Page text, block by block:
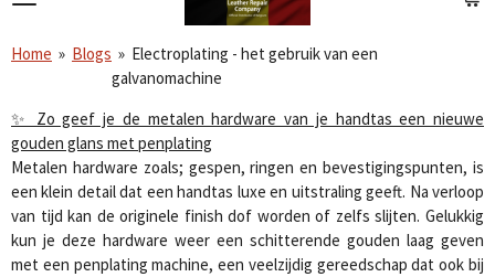
Home » Blogs » Electroplating - het gebruik van een
galvanomachine
✨ Zo geef je de metalen hardware van je handtas een nieuwe
gouden glans met penplating
Metalen hardware zoals; gespen, ringen en bevestigingspunten, is
een klein detail dat een handtas luxe en uitstraling geeft. Na verloop
van tijd kan de originele finish dof worden of zelfs slijten. Gelukkig
kun je deze hardware weer een schitterende gouden laag geven
met een penplating machine, een veelzijdig gereedschap dat ook bij